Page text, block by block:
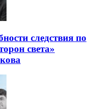
следствия по
света»